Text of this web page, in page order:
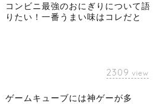
コンビニ最強のおにぎりについて語
りたい！一番うまい味はコレだと
2309 view
ゲームキューブには神ゲーが多